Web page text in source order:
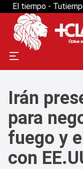
El tiempo -
Irán
para
fuego y
con